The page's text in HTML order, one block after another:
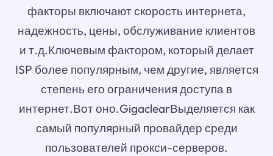
факторы включают скорость интернета,
надежность, цены, обслуживание клиентов
и т.д.Ключевым фактором, который делает
ISP более популярным, чем другие, является
степень его ограничения доступа в
интернет.Вот оно.GigaclearВыделяется как
самый популярный провайдер среди
пользователей прокси-серверов.